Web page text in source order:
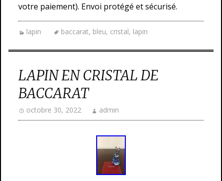
votre paiement). Envoi protégé et sécurisé.
lapin baccarat, bleu, cristal, lapin
LAPIN EN CRISTAL DE
BACCARAT
octobre 30, 2022 admin